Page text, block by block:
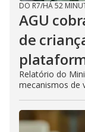
DO R7/HÁ 52
AGU
de
Relatório do
mecanismos de